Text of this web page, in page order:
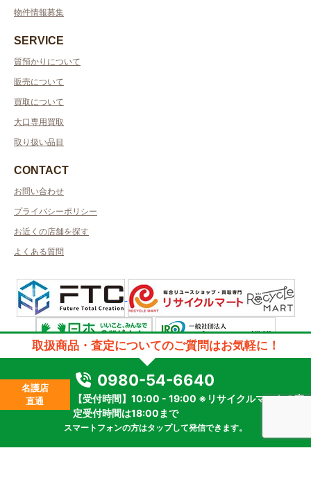
物件情報募集
SERVICE
質預かりについて
販売について
買取について
大口専用買取
取り扱い品目
CONTACT
お問い合わせ
プライバシーポリシー
お近くの店舗を探す
よくある質問
許可管轄：沖縄県公安委員会
古物商許可番号：第971010900014号／取得者名：株式会社ビッグジェイ
質屋許可番号：第971091900001号／取得者名：株式会社ビッグジェイ
2023 © kanteikyoku.jp allrights reseved.
取扱商品・査定についてのご質問はお気軽に！
名護店
直通
0980-54-6640
【受付時間】10:00 - 19:00 ※リサイクルマートの査
定受付時間は18:00まで
スマートフォンの方はタップして発信できます。